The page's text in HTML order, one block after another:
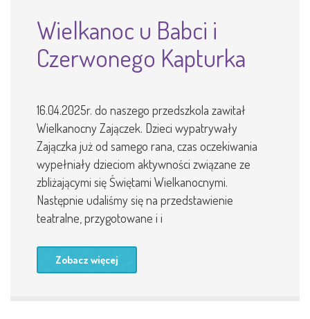
Wielkanoc u Babci i
Czerwonego Kapturka
16.04.2025r. do naszego przedszkola zawitał
Wielkanocny Zajączek. Dzieci wypatrywały
Zajączka już od samego rana, czas oczekiwania
wypełniały dzieciom aktywności związane ze
zbliżającymi się Świętami Wielkanocnymi.
Następnie udaliśmy się na przedstawienie
teatralne, przygotowane i i
Zobacz więcej